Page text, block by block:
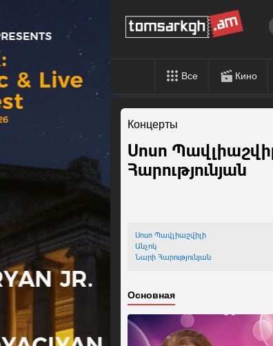
Все Кино
Концерты
Սոսո
Հարությունյան
Սոսո Պավլիաշվիլի
Անչոկ
Նարի Հարությունյան
Основная